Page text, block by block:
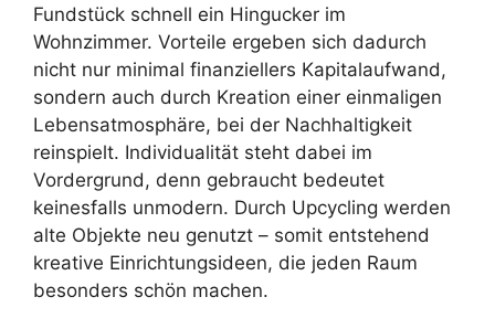
Fundstück schnell ein Hingucker im
Wohnzimmer. Vorteile ergeben sich dadurch
nicht nur minimal finanziellers Kapitalaufwand,
sondern auch durch Kreation einer einmaligen
Lebensatmosphäre, bei der Nachhaltigkeit
reinspielt. Individualität steht dabei im
Vordergrund, denn gebraucht bedeutet
keinesfalls unmodern. Durch Upcycling werden
alte Objekte neu genutzt – somit entstehend
kreative Einrichtungsideen, die jeden Raum
besonders schön machen.